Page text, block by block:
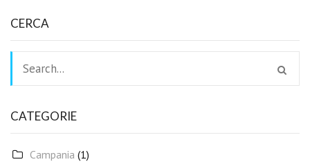
CERCA
CATEGORIE
Campania (1)